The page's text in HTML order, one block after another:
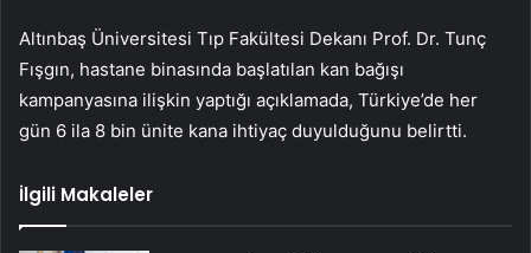
Altınbaş Üniversitesi Tıp Fakültesi Dekanı Prof. Dr. Tunç
Fışgın, hastane binasında başlatılan kan bağışı
kampanyasına ilişkin yaptığı açıklamada, Türkiye’de her
gün 6 ila 8 bin ünite kana ihtiyaç duyulduğunu belirtti.
İlgili Makaleler